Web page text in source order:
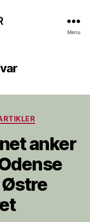
Menu
anker
Østre